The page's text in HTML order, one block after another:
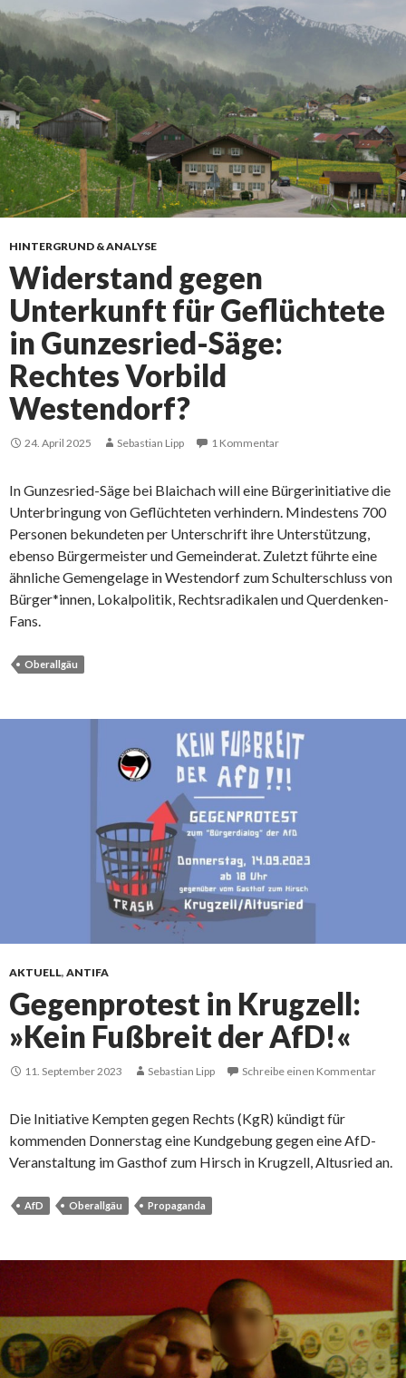
HINTERGRUND & ANALYSE
Widerstand gegen
Unterkunft für Geflüchtete
in Gunzesried-Säge:
Rechtes Vorbild
Westendorf?
24. April 2025 Sebastian Lipp 1 Kommentar
In Gunzesried-Säge bei Blaichach will eine Bürgerinitiative die
Unterbringung von Geflüchteten verhindern. Mindestens 700
Personen bekundeten per Unterschrift ihre Unterstützung,
ebenso Bürgermeister und Gemeinderat. Zuletzt führte eine
ähnliche Gemengelage in Westendorf zum Schulterschluss von
Bürger*innen, Lokalpolitik, Rechtsradikalen und Querdenken-
Fans.
Oberallgäu
AKTUELL, ANTIFA
Gegenprotest in Krugzell:
»Kein Fußbreit der AfD!«
11. September 2023 Sebastian Lipp Schreibe einen Kommentar
Die Initiative Kempten gegen Rechts (KgR) kündigt für
kommenden Donnerstag eine Kundgebung gegen eine AfD-
Veranstaltung im Gasthof zum Hirsch in Krugzell, Altusried an.
AfD Oberallgäu Propaganda